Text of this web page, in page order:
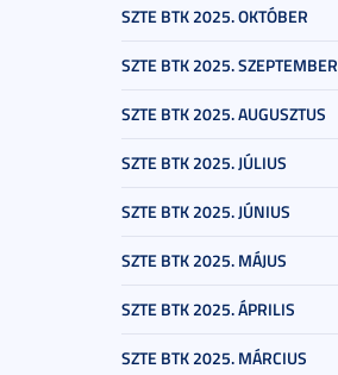
SZTE BTK 2025. OKTÓBER
SZTE BTK 2025. SZEPTEMBER
SZTE BTK 2025. AUGUSZTUS
SZTE BTK 2025. JÚLIUS
SZTE BTK 2025. JÚNIUS
SZTE BTK 2025. MÁJUS
SZTE BTK 2025. ÁPRILIS
SZTE BTK 2025. MÁRCIUS